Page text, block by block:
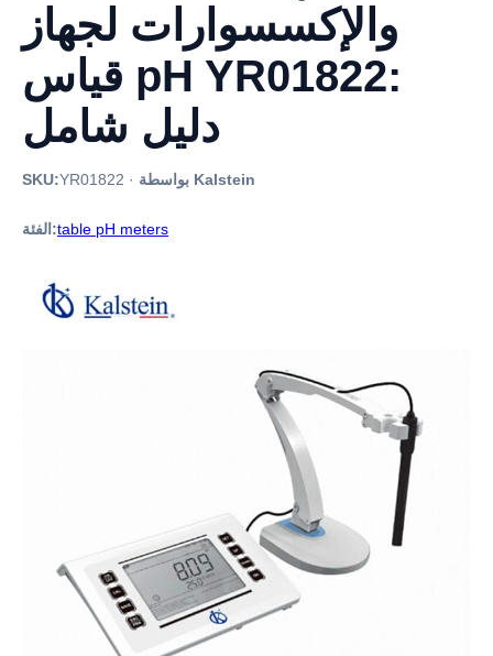
والإكسسوارات لجهاز
قياس pH YR01822:
دليل شامل
SKU:YR01822 · بواسطة Kalstein
الفئة:table pH meters